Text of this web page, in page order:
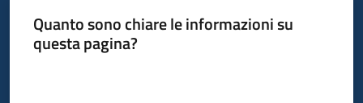
Quanto sono chiare le informazioni su
questa pagina?